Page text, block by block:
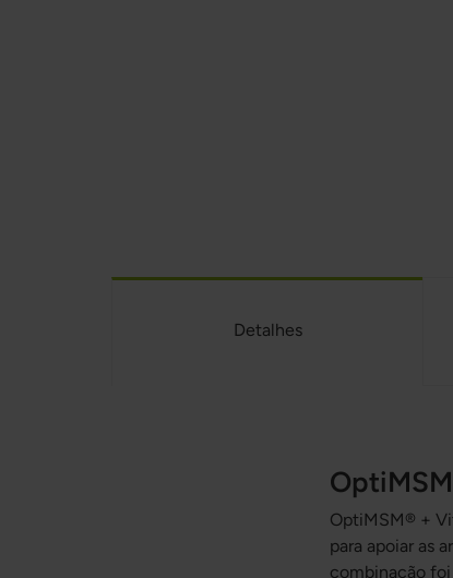
Detalhes
OptiMSM® +
para apoiar as
combinação